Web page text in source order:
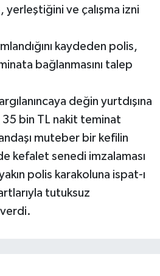
yerleştiğini ve çalışma izni
kaydeden polis,
bağlanmasını talep
değin yurtdışına
35 bin TL nakit teminat
muteber bir kefilin
kefalet senedi imzalaması
polis karakoluna ispat-ı
tutuksuz
verdi.